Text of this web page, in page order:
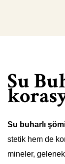
Su
Su buharlı
stetik hem de
mineler,